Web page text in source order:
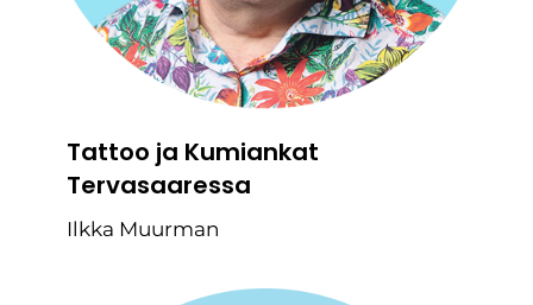
Tattoo ja Kumiankat
Tervasaaressa
Ilkka Muurman